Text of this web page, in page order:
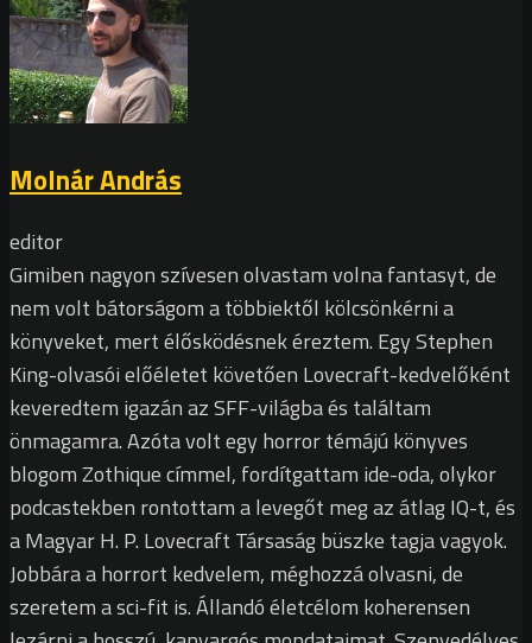
Molnár András
editor
Gimiben nagyon szívesen olvastam volna fantasyt, de
nem volt bátorságom a többiektől kölcsönkérni a
könyveket, mert élősködésnek éreztem. Egy Stephen
King-olvasói előéletet követően Lovecraft-kedvelőként
keveredtem igazán az SFF-világba és találtam
önmagamra. Azóta volt egy horror témájú könyves
blogom Zothique címmel, fordítgattam ide-oda, olykor
podcastekben rontottam a levegőt meg az átlag IQ-t, és
a Magyar H. P. Lovecraft Társaság büszke tagja vagyok.
Jobbára a horrort kedvelem, méghozzá olvasni, de
szeretem a sci-fit is. Állandó életcélom koherensen